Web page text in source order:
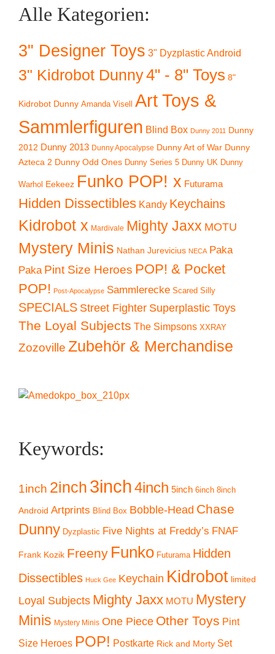
Alle Kategorien:
3" Designer Toys 3" Dyzplastic Android
3" Kidrobot Dunny4" - 8" Toys 8"
Kidrobot Dunny Amanda Visell
Art Toys &
Sammlerfiguren Blind Box Dunny 2011 Dunny
2012 Dunny 2013 Dunny Apocalypse Dunny Art of War Dunny
Azteca 2 Dunny Odd Ones Dunny Series 5 Dunny UK Dunny
Warhol Eekeez Funko POP! x Futurama
Hidden Dissectibles Kandy Keychains
Kidrobot x Mardivale Mighty Jaxx MOTU
Mystery Minis Nathan Jurevicius NECA Paka
Paka Pint Size Heroes POP! & Pocket
POP! Post-Apocalypse Sammlerecke Scared Silly
SPECIALS Street Fighter Superplastic Toys
The Loyal Subjects The Simpsons XXRAY
Zozoville Zubehör & Merchandise
Keywords:
1inch 2inch 3inch4inch 5inch 6inch 8inch
Android Artprints Blind Box Bobble-Head Chase
Dunny Dyzplastic Five Nights at Freddy’s FNAF
Frank Kozik Freeny Funko Futurama Hidden
Dissectibles Huck Gee Keychain Kidrobot limited
Loyal Subjects Mighty Jaxx MOTU Mystery
Minis Mystery Minis One Piece Other Toys Pint
Size Heroes POP! Postkarte Rick and Morty Set